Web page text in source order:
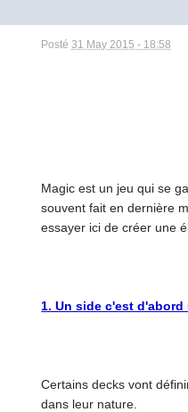
Posté31 May 2015 - 18:58
Magic est un jeu qui se
souvent fait en dernière
essayer ici de créer une
1. Un side c'est
Certains decks vont
dans leur nature.